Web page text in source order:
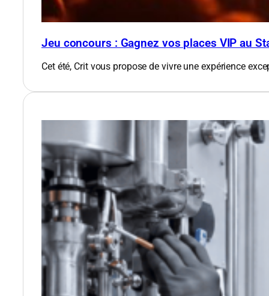
Jeu concours : Gagnez vos places VIP au
Cet été, Crit vous propose de vivre une expérience